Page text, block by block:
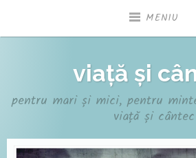
MENIU
viață și
pentru mari și mici, pentru
viață și cântec